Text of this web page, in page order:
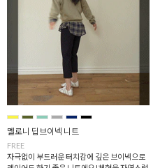
멜로니 딥브이넥 니트
FREE
자극없이 부드러운 터치감에 깊은 브이넥으로